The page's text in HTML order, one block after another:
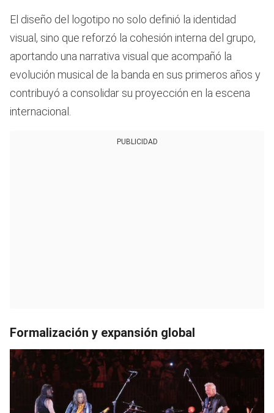
El diseño del logotipo no solo definió la identidad
visual, sino que reforzó la cohesión interna del grupo,
aportando una narrativa visual que acompañó la
evolución musical de la banda en sus primeros años y
contribuyó a consolidar su proyección en la escena
internacional.
PUBLICIDAD
Formalización y expansión global